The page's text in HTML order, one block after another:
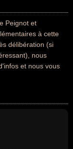
Peignot et
à cette
délibération (si
nous
et nous vous